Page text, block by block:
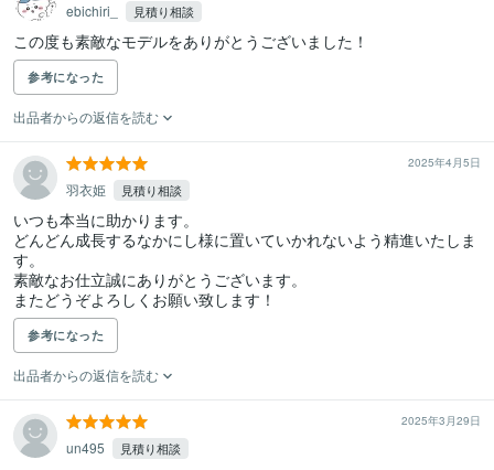
ebichiri_ 見積り相談
この度も素敵なモデルをありがとうございました！
参考になった
出品者からの返信を読む
2025年4月5日
羽衣姫 見積り相談
いつも本当に助かります。
どんどん成長するなかにし様に置いていかれないよう精進いたしま
す。
素敵なお仕立誠にありがとうございます。
またどうぞよろしくお願い致します！
参考になった
出品者からの返信を読む
2025年3月29日
un495 見積り相談